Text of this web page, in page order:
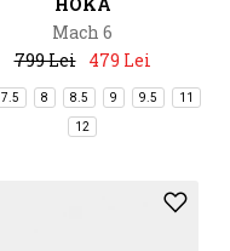
Mach 6
799 Lei
479 Lei
7.5 8 8.5 9 9.5 11
12